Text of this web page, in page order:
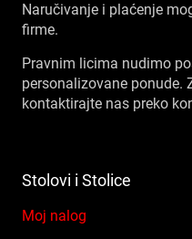
Naručivanje i plaćenje
firme.
Pravnim licima nudimo
personalizovane ponude.
kontaktirajte nas preko
Stolovi i Stolice
Moj nalog